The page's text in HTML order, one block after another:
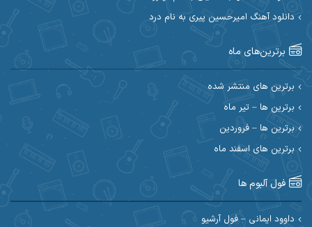
احسان آیینفر احسان اصغری
احسان امیدوار
احسان حیدری احسان دریادل
احسان رمضانی احسان علیانی
احسان کریمی احسان کمری
احسان مرادیان احمد اسلامی
احمد بیرانوند
دانلود آهنگ امیرحسین پیری به نام درد
برترین‌های ماه
برترین های منتشر شده
برترین ها – تیر ماه
برترین ها – فروردین
برترین های اسفند ماه
فول آلبوم ها
داوود ایمانی – فول آرشیو